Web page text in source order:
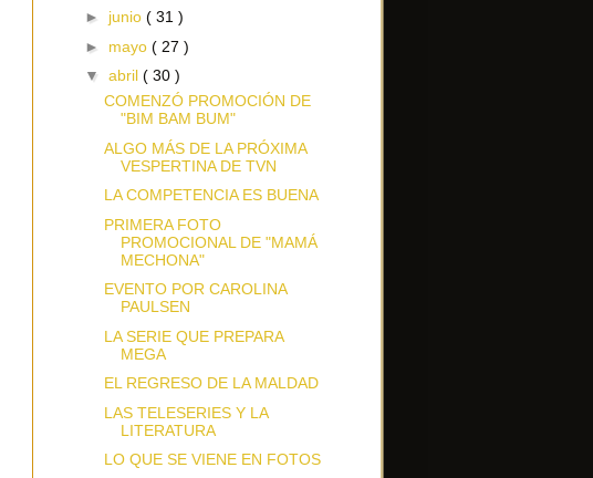
► junio ( 31 )
► mayo ( 27 )
▼ abril ( 30 )
COMENZÓ PROMOCIÓN DE
"BIM BAM BUM"
ALGO MÁS DE LA PRÓXIMA
VESPERTINA DE TVN
LA COMPETENCIA ES BUENA
PRIMERA FOTO
PROMOCIONAL DE "MAMÁ
MECHONA"
EVENTO POR CAROLINA
PAULSEN
LA SERIE QUE PREPARA
MEGA
EL REGRESO DE LA MALDAD
LAS TELESERIES Y LA
LITERATURA
LO QUE SE VIENE EN FOTOS